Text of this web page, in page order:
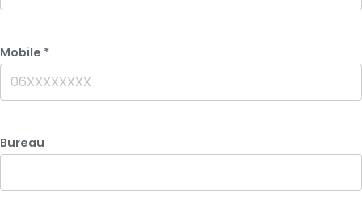
Mobile *
Bureau